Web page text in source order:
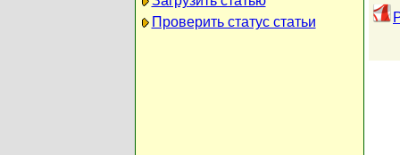
Проверить статус статьи